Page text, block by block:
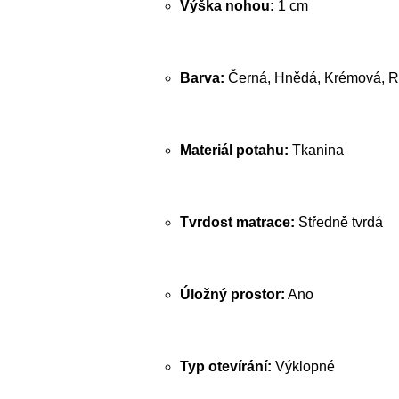
Výška nohou: 1 cm
Barva: Černá, Hnědá, Krémová,
Materiál potahu: Tkanina
Tvrdost matrace: Středně tvrdá
Úložný prostor: Ano
Typ otevírání: Výklopné